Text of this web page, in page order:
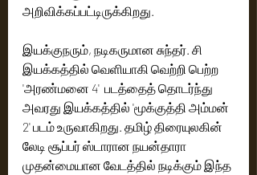
அறிவிக்கப்பட்டிருக்கிறது.
இயக்குநரும், நடிகருமான சுந்தர். சி
இயக்கத்தில் வெளியாகி வெற்றி பெற்ற
'அரண்மனை 4'  படத்தைத் தொடர்ந்து
அவரது இயக்கத்தில் 'மூக்குத்தி அம்மன்
2' படம் உருவாகிறது. தமிழ் திரையுலகின்
லேடி சூப்பர் ஸ்டாரான நயன்தாரா
முதன்மையான வேடத்தில் நடிக்கும் இந்த